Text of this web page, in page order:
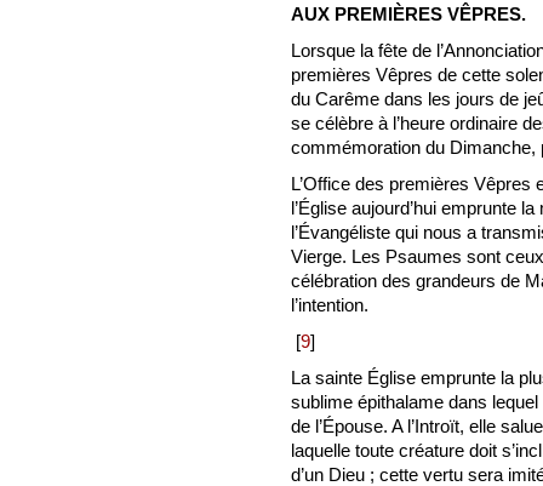
AUX PREMIÈRES VÊPRES.
Lorsque la fête de
premières Vêpres de cette
du Carême dans les jours de
se célèbre à l’heure ordinaire
commémoration du Dimanche,
L’Office des premières Vêpres
l’Église aujourd’hui emprunte
l’Évangéliste qui nous a
Vierge. Les Psaumes sont
célébration des grandeurs de
l’intention.
[9]
La sainte Église emprunte la
sublime épithalame dans lequel
de l’Épouse. A l’Introït, elle
laquelle toute créature doit
d’un Dieu ; cette vertu sera